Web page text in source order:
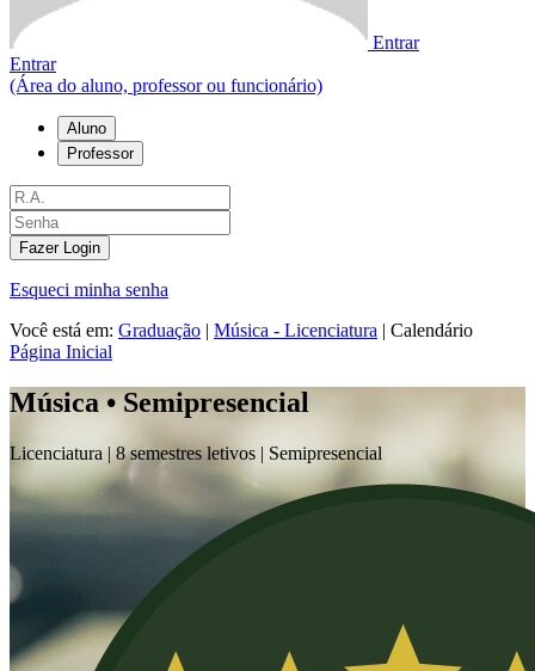
Entrar
Entrar
(Área do aluno, professor ou funcionário)
Aluno
Professor
Fazer Login
Esqueci minha senha
Você está em: Graduação | Música - Licenciatura | Calendário
Página Inicial
Música • Semipresencial
Licenciatura | 8 semestres letivos | Semipresencial